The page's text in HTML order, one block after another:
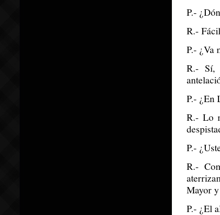
P.-
R.-
P.- ¿Va
R.- Sí,
P.- ¿En
R.- Lo
P.-
R.-
Mayor
P.- ¿El